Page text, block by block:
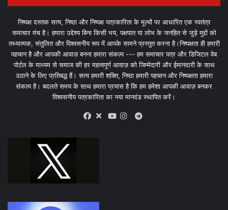
निष्पक्ष दस्तक सत्य, निष्ठा और निष्पक्ष पत्रकारिता के मूल्यों पर आधारित एक स्वतंत्र
समाचार मंच है। हमारा उद्देश्य बिना किसी भय, पक्षपात या लोभ के जनहित से जुड़े मुद्दों को
तथ्यात्मक, संतुलित और विश्वसनीय रूप में आपके सामने प्रस्तुत करना है।निष्पक्षता ही हमारी
पहचान है और आपकी आवाज़ बनना हमारा संकल्प --- हम समाचार पत्र और डिजिटल वेब
पोर्टल के माध्यम से समाज की हर महत्वपूर्ण आवाज़ को जिम्मेदारी और ईमानदारी के साथ
उठाने के लिए प्रतिबद्ध हैं। सत्य हमारी शक्ति, निष्ठा हमारी पहचान और निष्पक्षता हमारा
संकल्प है। बदलते समय के साथ हमारा प्रयास है कि हम हमेशा आपकी आवाज़ बनकर
विश्वसनीय पत्रकारिता का नया मानदंड स्थापित करें।
X
Telegram